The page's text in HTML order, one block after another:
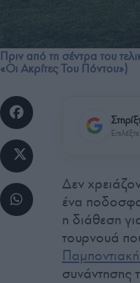
Πριν από τη σέντρα του
«Οι Ακρίτες Του Πόντου»)
Δεν
ένα
η διάθεση
τουρνουά
συνάντησης